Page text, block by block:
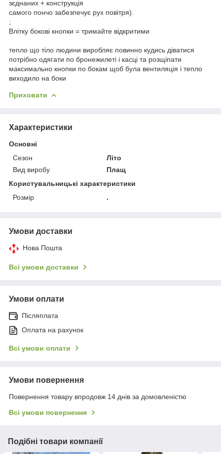
зєднаних + конструкція
самого пончо забезпечує рух повітря).
;
Влітку бокові кнопки = тримайте відкритими
тепло що тіло людини виробляє повинно кудись діватися
потрібно одягати по бронежилеті і касці та розщіпати
максимально кнопки по бокам щоб була вентиляція і тепло
виходило на боки
Приховати
Характеристики
Основні
Сезон
Літо
Вид виробу
Плащ
Користувальницькі характеристики
Розмір
.
Умови доставки
Нова Пошта
Всі умови доставки
Умови оплати
Післяплата
Оплата на рахунок
Всі умови оплати
Умови повернення
Повернення товару впродовж 14 днів за домовленістю
Всі умови повернення
Подібні товари компанії